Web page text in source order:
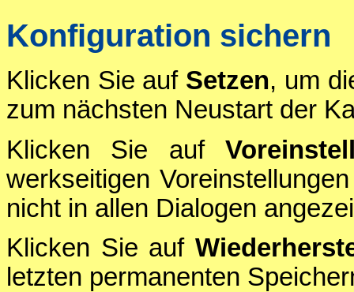
Konfiguration sichern
Klicken Sie auf Setzen, um
zum nächsten Neustart der
Klicken Sie auf
werkseitigen
nicht in allen Dialogen
Klicken Sie auf
letzten permanenten